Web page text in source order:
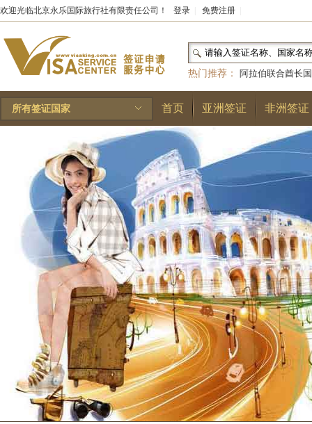
欢迎光临北京永乐国际旅行社有限责任公司！ 登录 免费注册
热门推荐：
阿拉伯联合酋长国
和国|布基纳法索|巴勒斯坦
林王国|安道尔公国|
所有签证国家 首页 亚洲签证 非洲签证